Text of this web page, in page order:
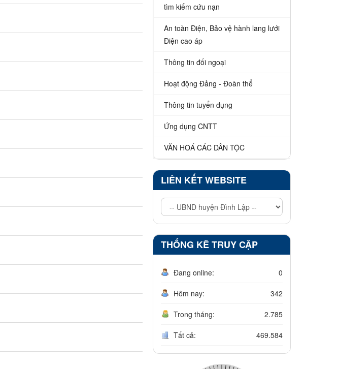
tìm kiếm cứu nạn
An toàn Điện, Bảo vệ hành lang lưới
Điện cao áp
Thông tin đối ngoại
Hoạt động Đảng - Đoàn thể
Thông tin tuyển dụng
Ứng dụng CNTT
VĂN HOÁ CÁC DÂN TỘC
LIÊN KẾT WEBSITE
THỐNG KÊ TRUY CẬP
Đang online: 0
Hôm nay: 342
Trong tháng: 2.785
Tất cả: 469.584